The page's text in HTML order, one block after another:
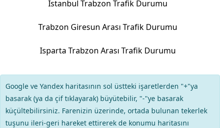
İstanbul Trabzon Trafik Durumu
Trabzon Giresun Arası Trafik Durumu
Isparta Trabzon Arası Trafik Durumu
Google ve Yandex haritasının sol üstteki işaretlerden "+"ya
basarak (ya da çif tıklayarak) büyütebilir, "-"ye basarak
küçültebilirsiniz. Farenizin üzerinde, ortada bulunan tekerlek
tuşunu ileri-geri hareket ettirerek de konumu haritasını